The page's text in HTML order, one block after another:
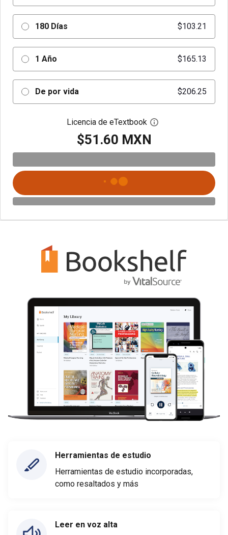
180 Días $103.21
1 Año $165.13
De por vida $206.25
Licencia de eTextbook Abre el cuadro de
$51.60 MXN
Herramientas de estudio
Herramientas de estudio incorporadas,
como resaltados y más
Leer en voz alta